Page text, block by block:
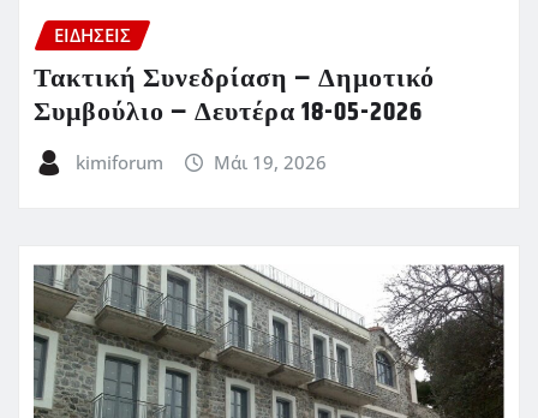
ΕΙΔΗΣΕΙΣ
Τακτική Συνεδρίαση – Δημοτικό
Συμβούλιο – Δευτέρα 18-05-2026
kimiforum Μάι 19, 2026